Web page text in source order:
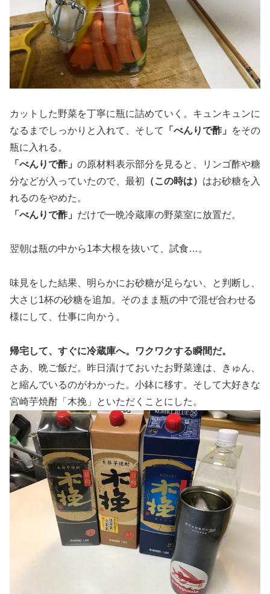
カットした野菜を丁寧に瓶に詰めていく。キュンキュンに
なるまでしっかりと入れて、そして
「べんりで酢」
をその
瓶に入れる。
「べんりで酢」 の原材料表示部分を見ると、リンゴ酢や糖
分などが入っていたので、最初 （この時は） はお砂糖を入
れるのをやめた。
「べんりで酢」 だけで一晩冷蔵庫の野菜室に放置だ。
翌朝は瓶の中から1本大根を抜いて、試食…。
味見をした結果、明らかにお砂糖が足らない、と判断し、
大さじ1杯の砂糖を追加。そのまま瓶の中で混ぜ合わせる
様にして、仕事に向かう。
帰宅して、すぐに冷蔵庫へ。ワクワクする瞬間だ。
さあ、晩ご飯だ。昨日漬けておいたお野菜達は、きゅん、
と縮んでいるのがわかった。小鉢に移す。そして大好きな
宮崎芋焼酎「木挽」といただくことにした。